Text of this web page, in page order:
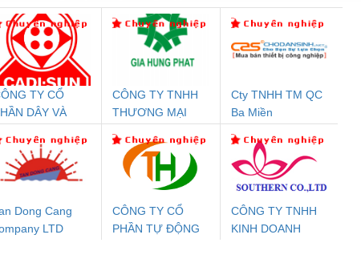
An Toàn
Contact
1NO-
24DC-SP -
Rơ Le An Toàn
Phoenix Contact
PSR-SCP-
24UC/ESL4/3X1/1X2/B
- 2981059
Điện AC
Mô-đun Ắc Quy UPS
Bộ Lặp Tín Hiệu
PROFIBUS Phoenix
Contact PSI-REP-
PROFIBUS/12MB -
2708863
Rơ Le An Toàn
Bộ
TY CỔ
DÂY VÀ
ĐÌNH
CÔNG TY TNHH
THƯƠNG MẠI
THUẬT ĐIỆN CƠ
GIA HƯNG PHÁT
Cty TNHH TM QC
Ba Miền
Dong Cang
LTD
CÔNG TY CỔ
PHẦN TỰ ĐỘNG
CÔNG TY TNHH
KINH DOANH